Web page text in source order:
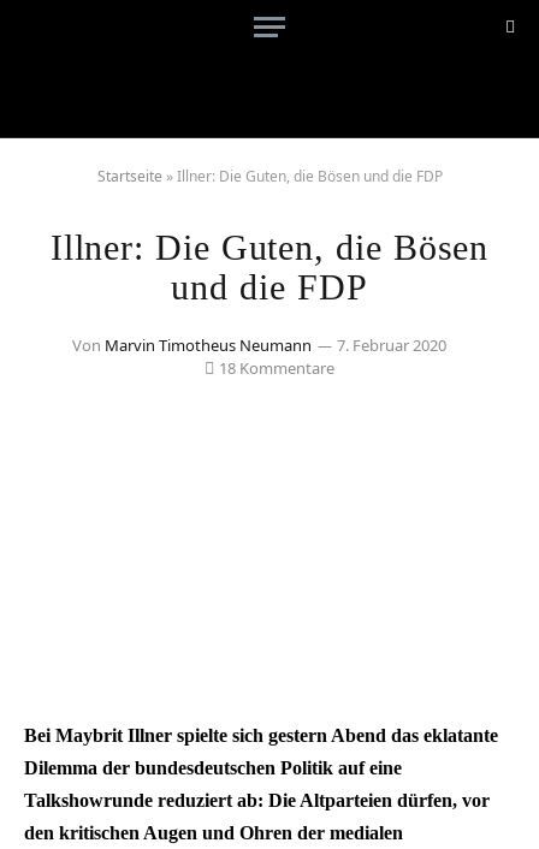
Startseite »Illner: Die Guten, die Bösen und die FDP
Illner: Die Guten, die Bösen
und die FDP
Von Marvin Timotheus Neumann
7. Februar 2020
18 Kommentare
Bei Maybrit Illner spielte sich gestern Abend das eklatante
Dilemma der bundesdeutschen Politik auf eine
Talkshowrunde reduziert ab: Die Altparteien dürfen, vor
den kritischen Augen und Ohren der medialen